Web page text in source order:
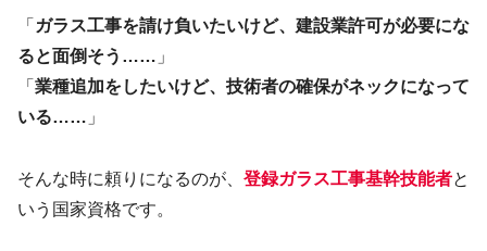
「 ガラス工事を請け負いたいけど、建設業許可が必要にな
ると面倒そう…… 」
「 業種追加をしたいけど、技術者の確保がネックになって
いる…… 」
そんな時に頼りになるのが、 登録ガラス工事基幹技能者と
いう国家資格です。